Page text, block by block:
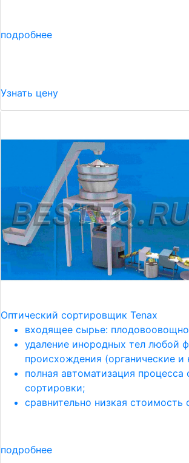
подробнее
Узнать цену
Оптический сортировщик Tenax
входящее сырье:
удаление инородных тел любой
происхождения (органические и
полная автоматизация процесса
сортировки;
сравнительно низкая
подробнее